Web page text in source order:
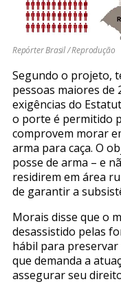
Repórter Brasil / Reprodução
Segundo o projeto,
pessoas maiores de
exigências do
o porte é permitido
comprovem morar
arma para caça. O
posse de arma – e
residirem em área
de garantir a
Morais disse que o
desassistido pelas
hábil para
que demanda a
assegurar seu